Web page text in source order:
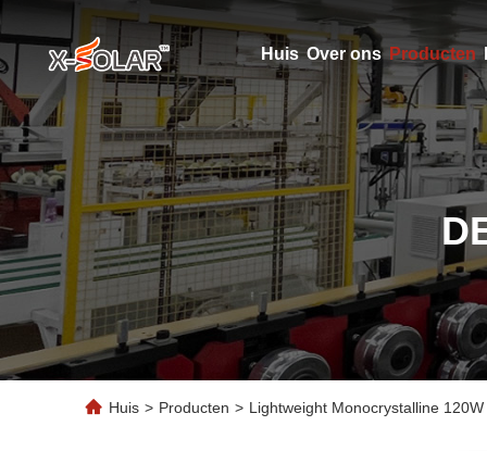
Huis Over ons Producten
Huis > Producten > Lightweight Monocrystalline